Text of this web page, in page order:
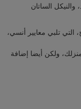
تلبي معايير أنسي،
ولكن أيضا إضافة